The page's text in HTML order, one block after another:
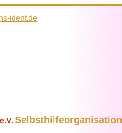
ident.de
Selbsthilfeorganisation